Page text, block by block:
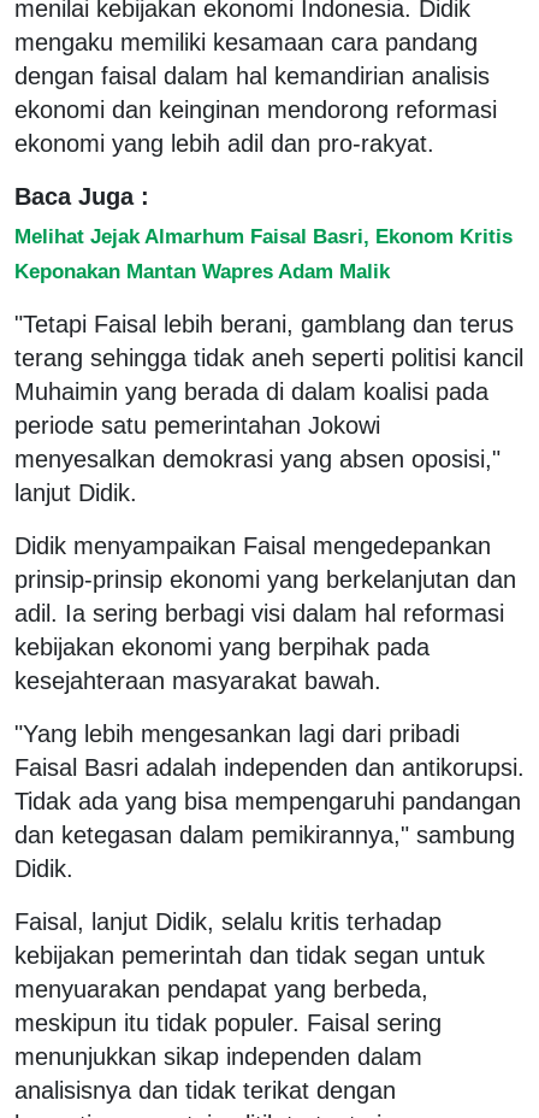
menilai kebijakan ekonomi Indonesia. Didik
mengaku memiliki kesamaan cara pandang
dengan faisal dalam hal kemandirian analisis
ekonomi dan keinginan mendorong reformasi
ekonomi yang lebih adil dan pro-rakyat.
Baca Juga :
Melihat Jejak Almarhum Faisal Basri, Ekonom Kritis
Keponakan Mantan Wapres Adam Malik
"Tetapi Faisal lebih berani, gamblang dan terus
terang sehingga tidak aneh seperti politisi kancil
Muhaimin yang berada di dalam koalisi pada
periode satu pemerintahan Jokowi
menyesalkan demokrasi yang absen oposisi,"
lanjut Didik.
Didik menyampaikan Faisal mengedepankan
prinsip-prinsip ekonomi yang berkelanjutan dan
adil. Ia sering berbagi visi dalam hal reformasi
kebijakan ekonomi yang berpihak pada
kesejahteraan masyarakat bawah.
"Yang lebih mengesankan lagi dari pribadi
Faisal Basri adalah independen dan antikorupsi.
Tidak ada yang bisa mempengaruhi pandangan
dan ketegasan dalam pemikirannya," sambung
Didik.
Faisal, lanjut Didik, selalu kritis terhadap
kebijakan pemerintah dan tidak segan untuk
menyuarakan pendapat yang berbeda,
meskipun itu tidak populer. Faisal sering
menunjukkan sikap independen dalam
analisisnya dan tidak terikat dengan